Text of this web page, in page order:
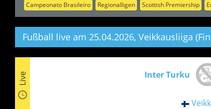
Campeonato Brasileiro
Regionalligen Scottish Premiership
Fußball live am 25.04.2026, Veikkausliiga
Live Inter Turku